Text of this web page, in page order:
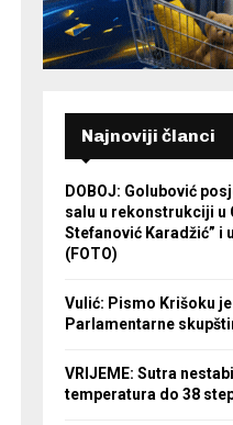
Najnoviji članci
DOBOJ: Golubović
salu u rekonstrukciji u
Stefanović Karadžić” i
(FOTO)
Vulić: Pismo Krišoku
Parlamentarne
VRIJEME: Sutra
temperatura do 38